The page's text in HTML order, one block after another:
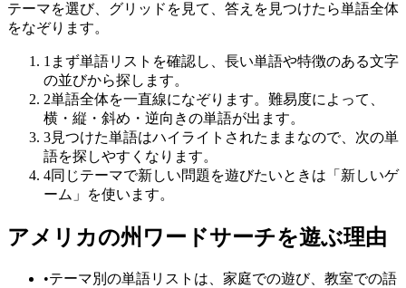
テーマを選び、グリッドを見て、答えを見つけたら単語全体
をなぞります。
1 まず単語リストを確認し、長い単語や特徴のある文字
の並びから探します。
2単語全体を一直線になぞります。難易度によって、
横・縦・斜め・逆向きの単語が出ます。
3見つけた単語はハイライトされたままなので、次の単
語を探しやすくなります。
4同じテーマで新しい問題を遊びたいときは「新しいゲ
ーム」を使います。
アメリカの州ワードサーチを遊ぶ理由
•テーマ別の単語リストは、家庭での遊び、教室での語